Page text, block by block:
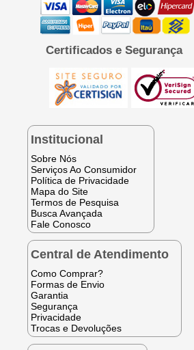
Certificados e Segurança
Institucional
Sobre Nós
Serviços Ao Consumidor
Política de Privacidade
Mapa do Site
Termos de Pesquisa
Busca Avançada
Fale Conosco
Central de Atendimento
Como Comprar?
Formas de Envio
Garantia
Segurança
Privacidade
Trocas e Devoluções